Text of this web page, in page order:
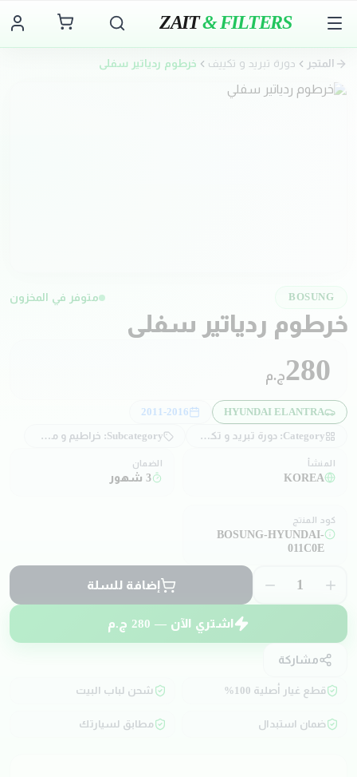
ZAIT& FILTERS
المتجر دورة تبريد و تكييف خرطوم ردياتير سفلي
BOSUNG متوفر في المخزون
خرطوم ردياتير سفلي
280ج.م
HYUNDAI ELANTRA
2011-2016
Category: دورة تبريد و تكييف Subcategory: خراطيم و مواسير تبريد
المنشأ
KOREA
الضمان
3 شهور
كود المنتج
BOSUNG-HYUNDAI-
011C0E
1 إضافة للسلة
اشتري الآن — 280 ج.م
مشاركة
قطع غيار أصلية 100% شحن لباب البيت
ضمان استبدال مطابق لسيارتك